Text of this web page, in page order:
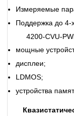
Измеряемые
Поддержка до 4-
4200-CVU-
мощные
дисплеи;
LDMOS;
устройства